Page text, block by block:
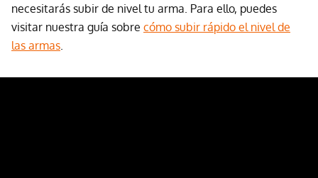
necesitarás subir de nivel tu arma. Para ello, puedes
visitar nuestra guía sobre cómo subir rápido el nivel de
las armas